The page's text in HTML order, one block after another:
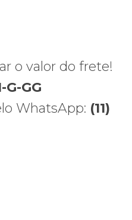
o valor do frete!
G-GG
WhatsApp: (11)